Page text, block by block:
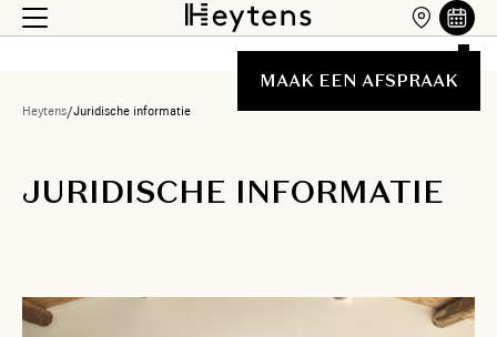
MAAK EEN AFSPRAAK
Heytens/Juridische informatie
JURIDISCHE INFORMATIE